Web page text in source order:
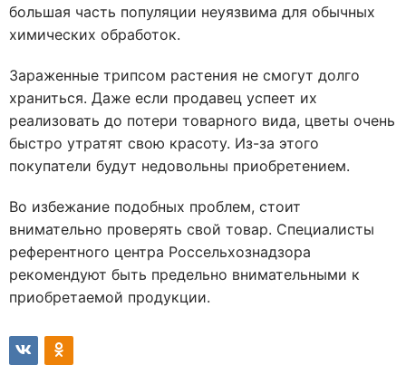
большая часть популяции неуязвима для обычных
химических обработок.
Зараженные трипсом растения не смогут долго
храниться. Даже если продавец успеет их
реализовать до потери товарного вида, цветы очень
быстро утратят свою красоту. Из-за этого
покупатели будут недовольны приобретением.
Во избежание подобных проблем, стоит
внимательно проверять свой товар. Специалисты
референтного центра Россельхознадзора
рекомендуют быть предельно внимательными к
приобретаемой продукции.